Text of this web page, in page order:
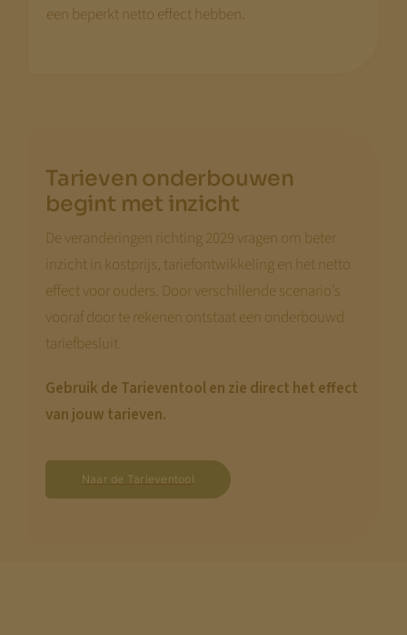
een beperkt netto effect hebben.
Tarieven onderbouwen
begint met inzicht
De veranderingen richting 2029 vragen om beter
inzicht in kostprijs, tariefontwikkeling en het netto
effect voor ouders. Door verschillende scenario’s
vooraf door te rekenen ontstaat een onderbouwd
tariefbesluit.
Gebruik de Tarieventool en zie direct het effect
van jouw tarieven.
Naar de Tarieventool